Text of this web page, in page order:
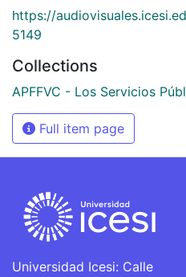
https://
5149
Collections
APFFVC - Los Servicios
Full item page
Universidad Icesi: Calle